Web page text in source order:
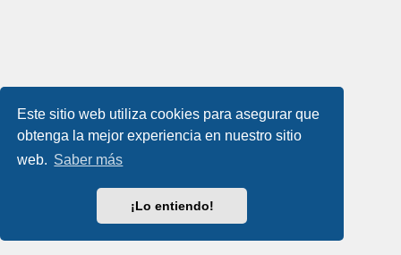
Este sitio web utiliza cookies para asegurar que
obtenga la mejor experiencia en nuestro sitio
web. Saber más
¡Lo entiendo!